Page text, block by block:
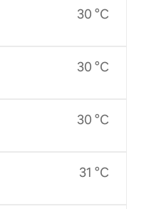
30 °C
30 °C
30 °C
31 °C